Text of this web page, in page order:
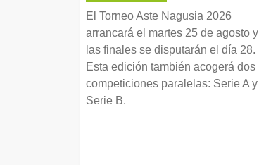
El Torneo Aste Nagusia 2026
arrancará el martes 25 de agosto y
las finales se disputarán el día 28.
Esta edición también acogerá dos
competiciones paralelas: Serie A y
Serie B.